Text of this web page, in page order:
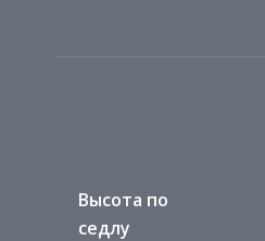
Высота по
седлу